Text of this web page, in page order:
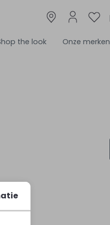
the look Onze merken